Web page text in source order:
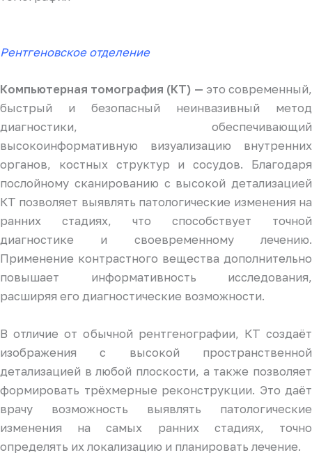
Рентгеновское отделение
Компьютерная томография (КТ) — это современный,
быстрый и безопасный неинвазивный метод
диагностики, обеспечивающий
высокоинформативную визуализацию внутренних
органов, костных структур и сосудов. Благодаря
послойному сканированию с высокой детализацией
КТ позволяет выявлять патологические изменения на
ранних стадиях, что способствует точной
диагностике и своевременному лечению.
Применение контрастного вещества дополнительно
повышает информативность исследования,
расширяя его диагностические возможности.
В отличие от обычной рентгенографии, КТ создаёт
изображения с высокой пространственной
детализацией в любой плоскости, а также позволяет
формировать трёхмерные реконструкции. Это даёт
врачу возможность выявлять патологические
изменения на самых ранних стадиях, точно
определять их локализацию и планировать лечение.